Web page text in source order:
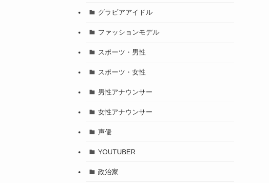
グラビアアイドル
ファッションモデル
スポーツ・男性
スポーツ・女性
男性アナウンサー
女性アナウンサー
声優
YOUTUBER
政治家